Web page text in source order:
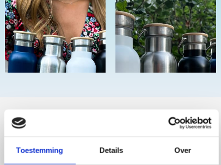
Toestemming Details Over
BESCHRIJVING
CADEAU ONDERHOUD LEVERING